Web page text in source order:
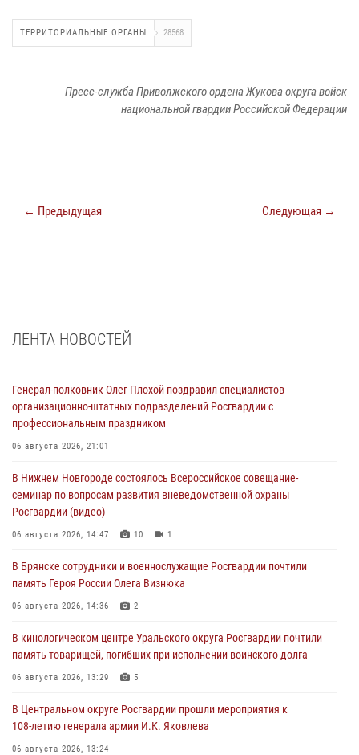
ТЕРРИТОРИАЛЬНЫЕ ОРГАНЫ 28568
Пресс-служба Приволжского ордена Жукова округа войск
национальной гвардии Российской Федерации
← Предыдущая Следующая →
ЛЕНТА НОВОСТЕЙ
Генерал-полковник Олег Плохой поздравил специалистов
организационно-штатных подразделений Росгвардии с
профессиональным праздником
06 августа 2026, 21:01
В Нижнем Новгороде состоялось Всероссийское совещание-
семинар по вопросам развития вневедомственной охраны
Росгвардии (видео)
06 августа 2026, 14:47 10 1
В Брянске сотрудники и военнослужащие Росгвардии почтили
память Героя России Олега Визнюка
06 августа 2026, 14:36 2
В кинологическом центре Уральского округа Росгвардии почтили
память товарищей, погибших при исполнении воинского долга
06 августа 2026, 13:29 5
В Центральном округе Росгвардии прошли мероприятия к
108‑летию генерала армии И.К. Яковлева
06 августа 2026, 13:24